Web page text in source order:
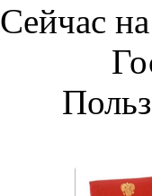
Сейчас